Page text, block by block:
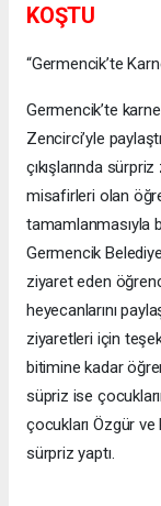
KOŞTU
“Germencik’te
Germencik’te
Zencirci’yle
çıkışlarında
misafirleri olan
tamamlanmasıyla
Germencik
ziyaret eden
heyecanlarını
ziyaretleri için
bitimine kadar
süpriz ise
çocukları Özgür ve
sürpriz yaptı.